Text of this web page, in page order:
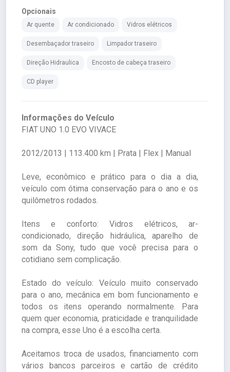
Opcionais
Ar quente Ar condicionado Vidros elétricos
Desembaçador traseiro Limpador traseiro
Direção Hidraulica Encosto de cabeça traseiro
CD player
Informações do Veículo
FIAT UNO 1.0 EVO VIVACE
2012/2013 | 113.400 km | Prata | Flex | Manual
Leve, econômico e prático para o dia a dia,
veículo com ótima conservação para o ano e os
quilômetros rodados.
Itens e conforto: Vidros elétricos, ar-
condicionado, direção hidráulica, aparelho de
som da Sony, tudo que você precisa para o
cotidiano sem complicação.
Estado do veículo: Veículo muito conservado
para o ano, mecânica em bom funcionamento e
todos os itens operando normalmente. Para
quem quer economia, praticidade e tranquilidade
na compra, esse Uno é a escolha certa.
Aceitamos troca de usados, financiamento com
vários bancos parceiros e cartão de crédito